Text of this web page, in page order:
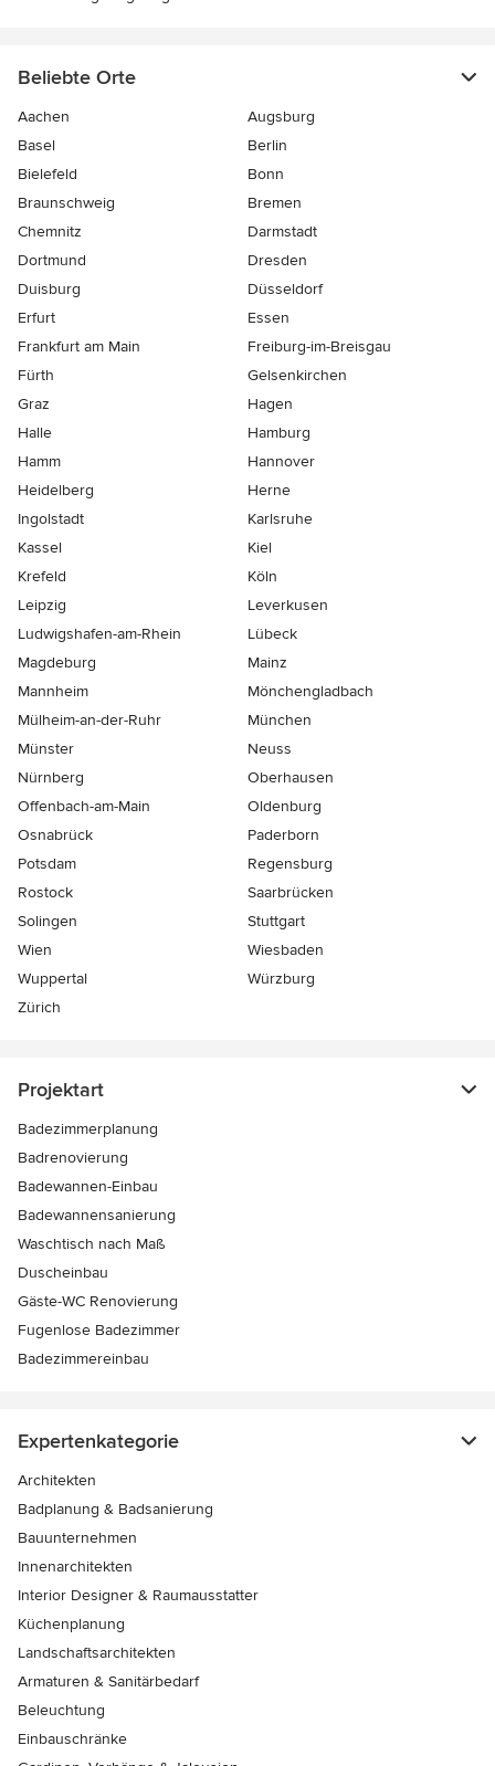
Beliebte Orte
Aachen
Augsburg
Basel
Berlin
Bielefeld
Bonn
Braunschweig
Bremen
Chemnitz
Darmstadt
Dortmund
Dresden
Duisburg
Düsseldorf
Erfurt
Essen
Frankfurt am Main
Freiburg-im-Breisgau
Fürth
Gelsenkirchen
Graz
Hagen
Halle
Hamburg
Hamm
Hannover
Heidelberg
Herne
Ingolstadt
Karlsruhe
Kassel
Kiel
Krefeld
Köln
Leipzig
Leverkusen
Ludwigshafen-am-Rhein
Lübeck
Magdeburg
Mainz
Mannheim
Mönchen­gladbach
Mülheim-an-der-Ruhr
München
Münster
Neuss
Nürnberg
Oberhausen
Offenbach-am-Main
Oldenburg
Osnabrück
Paderborn
Potsdam
Regensburg
Rostock
Saarbrücken
Solingen
Stuttgart
Wien
Wiesbaden
Wuppertal
Würzburg
Zürich
Projektart
Badezimmerplanung
Badrenovierung
Badewannen-Einbau
Badewannensanierung
Waschtisch nach Maß
Duscheinbau
Gäste-WC Renovierung
Fugenlose Badezimmer
Badezimmereinbau
Expertenkategorie
Architekten
Badplanung & Badsanierung
Bauunternehmen
Innenarchitekten
Interior Designer & Raumausstatter
Küchenplanung
Landschaftsarchitekten
Armaturen & Sanitärbedarf
Beleuchtung
Einbauschränke